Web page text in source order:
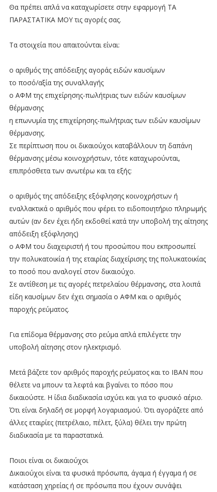
Θα πρέπει απλά να καταχωρίσετε στην εφαρμογή ΤΑ
ΠΑΡΑΣΤΑΤΙΚΑ ΜΟΥ τις αγορές σας.
Τα στοιχεία που απαιτούνται είναι:
ο αριθμός της απόδειξης αγοράς ειδών καυσίμων
το ποσό/αξία της συναλλαγής
ο ΑΦΜ της επιχείρησης-πωλήτριας των ειδών καυσίμων
θέρμανσης
η επωνυμία της επιχείρησης-πωλήτριας των ειδών καυσίμων
θέρμανσης.
Σε περίπτωση που οι δικαιούχοι καταβάλλουν τη δαπάνη
θέρμανσης μέσω κοινοχρήστων, τότε καταχωρούνται,
επιπρόσθετα των ανωτέρω και τα εξής:
ο αριθμός της απόδειξης εξόφλησης κοινοχρήστων ή
εναλλακτικά ο αριθμός που φέρει το ειδοποιητήριο πληρωμής
αυτών (αν δεν έχει ήδη εκδοθεί κατά την υποβολή της αίτησης
απόδειξη εξόφλησης)
ο ΑΦΜ του διαχειριστή ή του προσώπου που εκπροσωπεί
την πολυκατοικία ή της εταιρίας διαχείρισης της πολυκατοικίας
το ποσό που αναλογεί στον δικαιούχο.
Σε αντίθεση με τις αγορές πετρελαίου θέρμανσης, στα λοιπά
είδη καυσίμων δεν έχει σημασία ο ΑΦΜ και ο αριθμός
παροχής ρεύματος.
Για επίδομα θέρμανσης στο ρεύμα απλά επιλέγετε την
υποβολή αίτησης στον ηλεκτρισμό.
Μετά βάζετε τον αριθμός παροχής ρεύματος και το ΙΒΑΝ που
θέλετε να μπουν τα λεφτά και βγαίνει το πόσο που
δικαιούστε. Η ίδια διαδικασία ισχύει και για το φυσικό αέριο.
Ότι είναι δηλαδή σε μορφή λογαριασμού. Ότι αγοράζετε από
άλλες εταιρίες (πετρέλαιο, πέλετ, ξύλα) θέλει την πρώτη
διαδικασία με τα παραστατικά.
Ποιοι είναι οι δικαιούχοι
Δικαιούχοι είναι τα φυσικά πρόσωπα, άγαμα ή έγγαμα ή σε
κατάσταση χηρείας ή σε πρόσωπα που έχουν συνάψει